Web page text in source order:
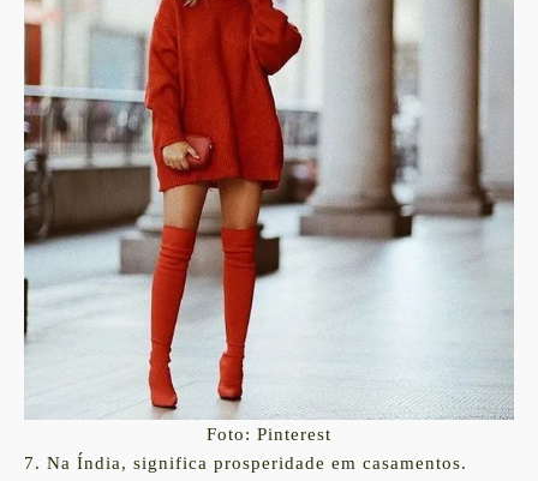
Foto: Pinterest
7. Na Índia, significa prosperidade em casamentos.